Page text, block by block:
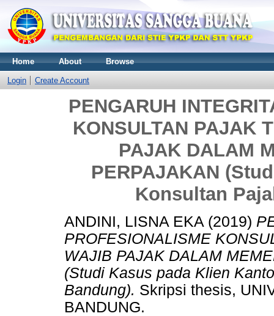
Home About Browse
Login Create Account
PENGARUH
KONSULTAN PAJAK
PAJAK DALAM
PERPAJAKAN
Konsultan
ANDINI, LISNA EKA (2019)
PROFESIONALISME
WAJIB PAJAK DALAM
(Studi Kasus pada Klien
Bandung). Skripsi thesis,
BANDUNG.